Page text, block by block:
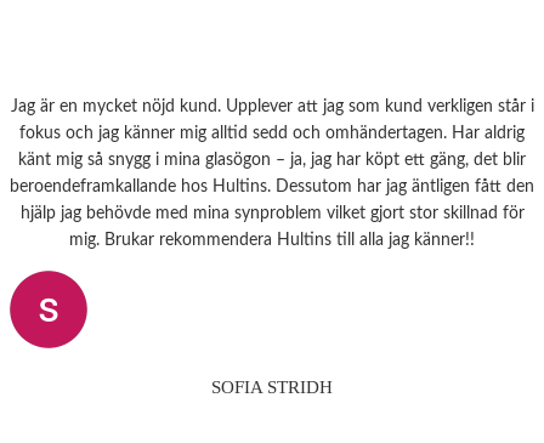
Jag är en mycket nöjd kund. Upplever att jag som kund verkligen står i
fokus och jag känner mig alltid sedd och omhändertagen. Har aldrig
känt mig så snygg i mina glasögon – ja, jag har köpt ett gäng, det blir
beroendeframkallande hos Hultins. Dessutom har jag äntligen fått den
hjälp jag behövde med mina synproblem vilket gjort stor skillnad för
mig. Brukar rekommendera Hultins till alla jag känner!!
SOFIA STRIDH